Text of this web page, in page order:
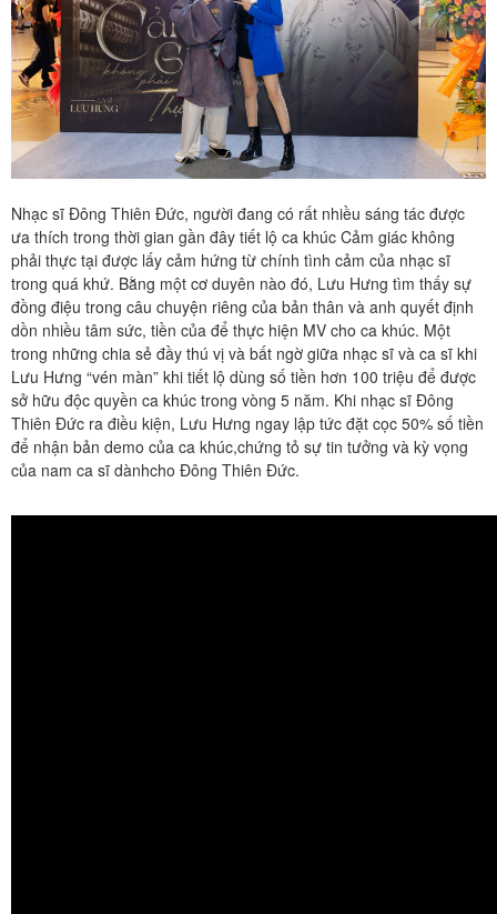
Nhạc sĩ Đông Thiên Đức, người đang có rất nhiều sáng tác được
ưa thích trong thời gian gần đây tiết lộ ca khúc Cảm giác không
phải thực tại được lấy cảm hứng từ chính tình cảm của nhạc sĩ
trong quá khứ. Bằng một cơ duyên nào đó, Lưu Hưng tìm thấy sự
đồng điệu trong câu chuyện riêng của bản thân và anh quyết định
dồn nhiều tâm sức, tiền của để thực hiện MV cho ca khúc. Một
trong những chia sẻ đầy thú vị và bất ngờ giữa nhạc sĩ và ca sĩ khi
Lưu Hưng “vén màn” khi tiết lộ dùng số tiền hơn 100 triệu để được
sở hữu độc quyền ca khúc trong vòng 5 năm. Khi nhạc sĩ Đông
Thiên Đức ra điều kiện, Lưu Hưng ngay lập tức đặt cọc 50% số tiền
để nhận bản demo của ca khúc,chứng tỏ sự tin tưởng và kỳ vọng
của nam ca sĩ dànhcho Đông Thiên Đức.